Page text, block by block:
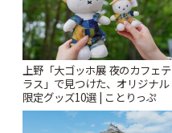
上野「大ゴッホ展 夜のカフェテ
ラス」で見つけた、オリジナル
限定グッズ10選 | ことりっぷ